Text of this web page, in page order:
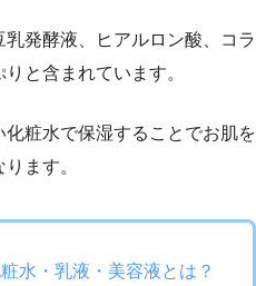
発酵液、ヒアルロン酸、コラ
と含まれています。
粧水で保湿することでお肌を
ます。
水・乳液・美容液とは？